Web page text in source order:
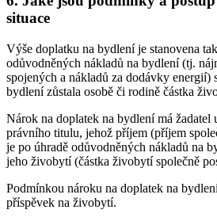
situace
Výše doplatku na bydlení je stanovena
odůvodněných nákladů na bydlení (tj.
spojených a nákladů za dodávky energií)
bydlení zůstala osobě či rodině částka
Nárok na doplatek na bydlení má žadatel
právního titulu, jehož příjem (příjem
je po úhradě odůvodněných nákladů na
jeho živobytí (částka živobytí společně
Podmínkou nároku na doplatek na
příspěvek na živobytí.